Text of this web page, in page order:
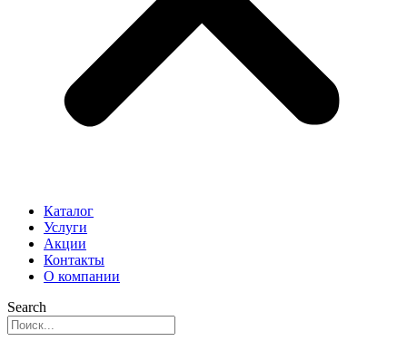
Каталог
Услуги
Акции
Контакты
О компании
Search